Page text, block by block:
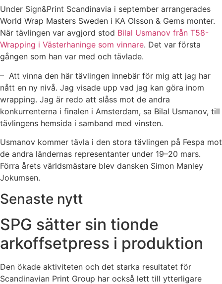
Under Sign&Print Scandinavia i september arrangerades
World Wrap Masters Sweden i KA Olsson & Gems monter.
När tävlingen var avgjord stod Bilal Usmanov från T58-
Wrapping i Västerhaninge som vinnare. Det var första
gången som han var med och tävlade.
– Att vinna den här tävlingen innebär för mig att jag har
nått en ny nivå. Jag visade upp vad jag kan göra inom
wrapping. Jag är redo att slåss mot de andra
konkurrenterna i finalen i Amsterdam, sa Bilal Usmanov, till
tävlingens hemsida i samband med vinsten.
Usmanov kommer tävla i den stora tävlingen på Fespa mot
de andra ländernas representanter under 19–20 mars.
Förra årets världsmästare blev dansken Simon Manley
Jokumsen.
Senaste nytt
SPG sätter sin tionde
arkoffsetpress i produktion
Den ökade aktiviteten och det starka resultatet för
Scandinavian Print Group har också lett till ytterligare